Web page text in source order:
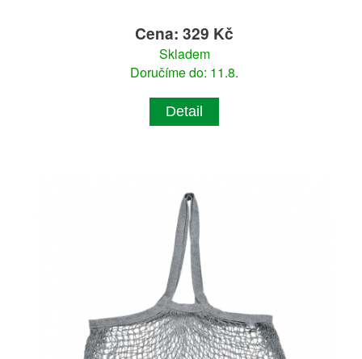
Cena: 329 Kč
Skladem
Doručíme do: 11.8.
Detail